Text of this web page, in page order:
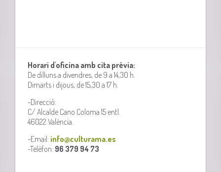
Horari d'oficina amb cita prèvia:
De dilluns a divendres, de 9 a 14,30 h.
Dimarts i dijous, de 15,30 a 17 h.
-Direcció:
C/ Alcalde Cano Coloma 15 entl.
46022 València.
-Email: info@culturama.es
-Telèfon: 96 379 94 73